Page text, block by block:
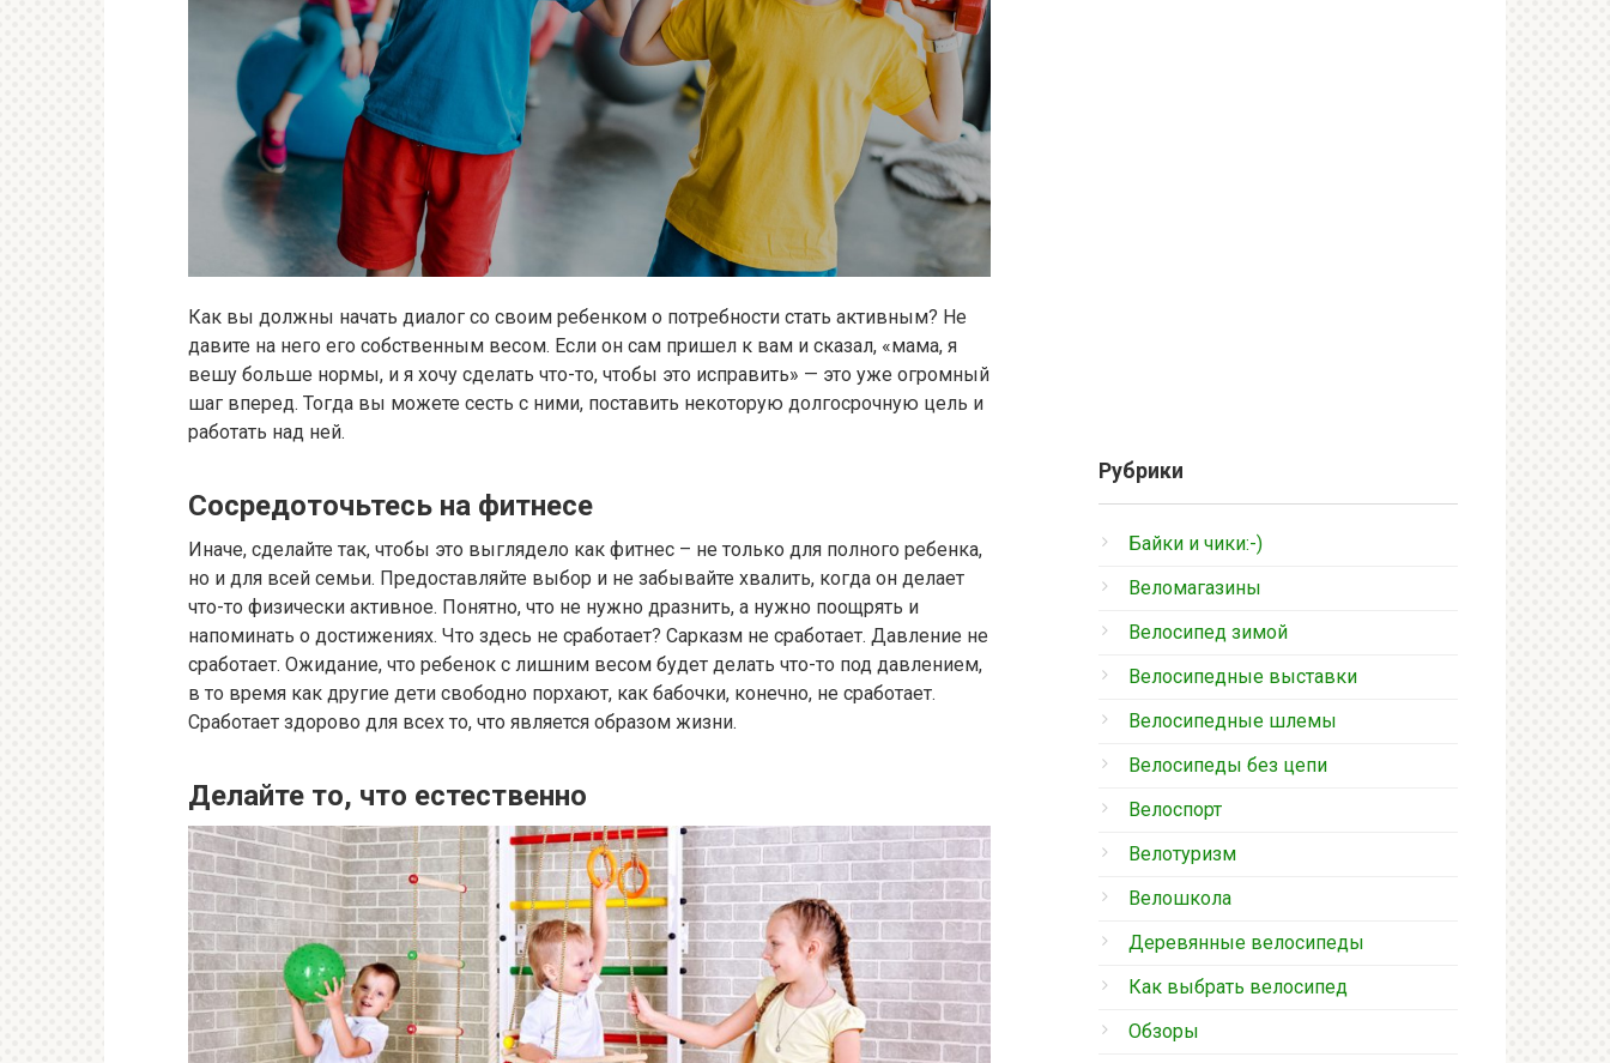
Как вы должны начать диалог со своим ребенком о потребности стать активным? Не
давите на него его собственным весом. Если он сам пришел к вам и сказал, «мама, я
вешу больше нормы, и я хочу сделать что-то, чтобы это исправить» — это уже огромный
шаг вперед. Тогда вы можете сесть с ними, поставить некоторую долгосрочную цель и
работать над ней.
Сосредоточьтесь на фитнесе
Иначе, сделайте так, чтобы это выглядело как фитнес – не только для полного ребенка,
но и для всей семьи. Предоставляйте выбор и не забывайте хвалить, когда он делает
что-то физически активное. Понятно, что не нужно дразнить, а нужно поощрять и
напоминать о достижениях. Что здесь не сработает? Сарказм не сработает. Давление не
сработает. Ожидание, что ребенок с лишним весом будет делать что-то под давлением,
в то время как другие дети свободно порхают, как бабочки, конечно, не сработает.
Сработает здорово для всех то, что является образом жизни.
Делайте то, что естественно
Рубрики
Байки и чики:-)
Веломагазины
Велосипед зимой
Велосипедные выставки
Велосипедные шлемы
Велосипеды без цепи
Велоспорт
Велотуризм
Велошкола
Деревянные велосипеды
Как выбрать велосипед
Обзоры